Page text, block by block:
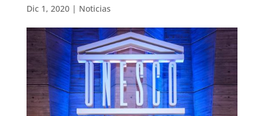
Dic 1, 2020| Noticias